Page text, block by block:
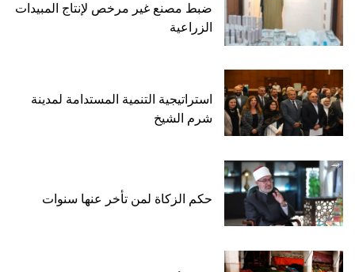
ضبط مصنع غير مرخص لإنتاج المبيدات
الزراعية
استراتيجية التنمية المستدامة لمدينة
شرم الشيخ
حكم الزكاة لمن تأخر عنها سنوات